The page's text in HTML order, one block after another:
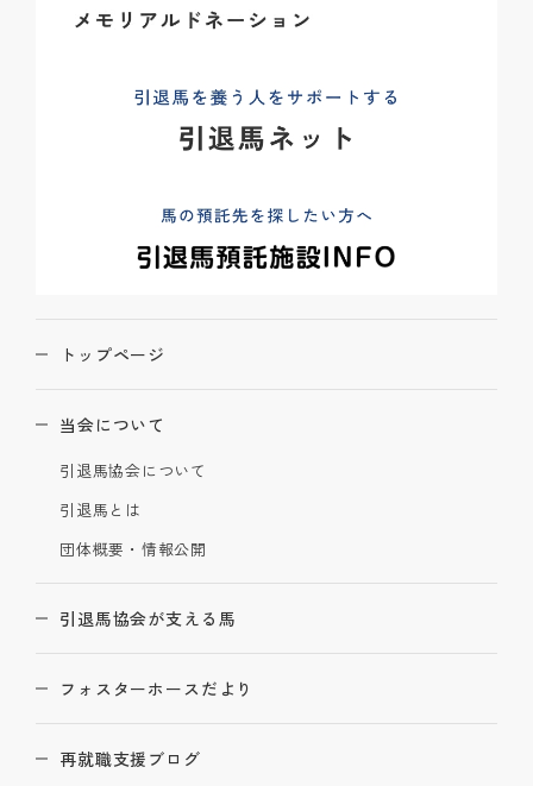
トップページ
当会について
引退馬協会について
引退馬とは
団体概要・情報公開
引退馬協会が支える馬
フォスターホースだより
再就職支援ブログ